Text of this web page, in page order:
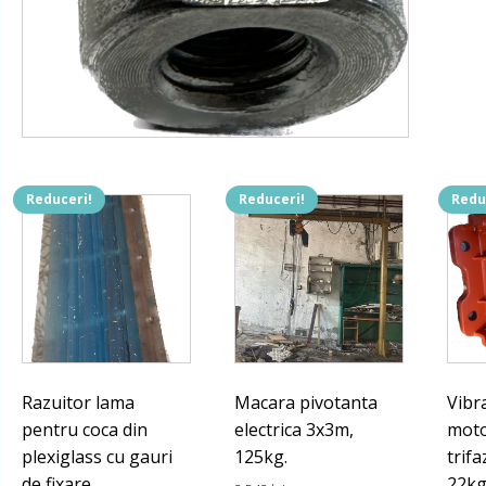
Reduceri!
Razuitor lama
pentru coca din
plexiglass cu gauri
Reduceri!
Macara pivotanta
electrica 3x3m,
125kg.